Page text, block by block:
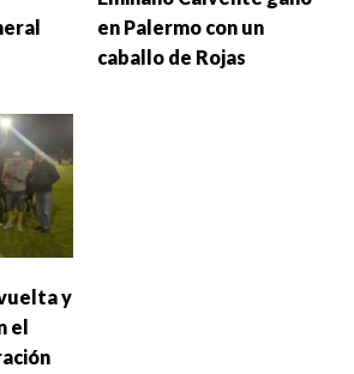
en Palermo con un
caballo de Rojas
y
el